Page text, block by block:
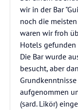
wir in der Bar
noch die
waren wir froh
Hotels gefunden
Die Bar wurde
besucht, aber
aufgenommen
(sard. Likör)